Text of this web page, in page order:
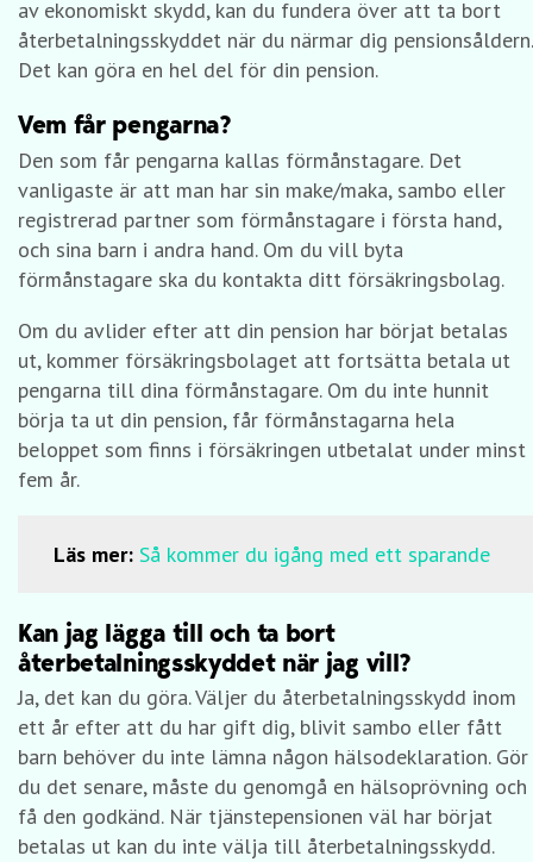
av ekonomiskt skydd, kan du fundera över att ta bort
återbetalningsskyddet när du närmar dig pensionsåldern.
Det kan göra en hel del för din pension.
Vem får pengarna?
Den som får pengarna kallas förmånstagare. Det
vanligaste är att man har sin make/maka, sambo eller
registrerad partner som förmånstagare i första hand,
och sina barn i andra hand. Om du vill byta
förmånstagare ska du kontakta ditt försäkringsbolag.
Om du avlider efter att din pension har börjat betalas
ut, kommer försäkringsbolaget att fortsätta betala ut
pengarna till dina förmånstagare. Om du inte hunnit
börja ta ut din pension, får förmånstagarna hela
beloppet som finns i försäkringen utbetalat under minst
fem år.
Läs mer: Så kommer du igång med ett sparande
Kan jag lägga till och ta bort
återbetalningsskyddet när jag vill?
Ja, det kan du göra. Väljer du återbetalningsskydd inom
ett år efter att du har gift dig, blivit sambo eller fått
barn behöver du inte lämna någon hälsodeklaration. Gör
du det senare, måste du genomgå en hälsoprövning och
få den godkänd. När tjänstepensionen väl har börjat
betalas ut kan du inte välja till återbetalningsskydd.